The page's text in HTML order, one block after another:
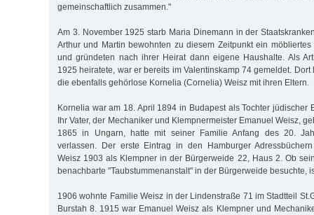
gemeinschaftlich zusammen."
Am 3. November 1925 starb Maria Dinemann in der
Arthur und Martin bewohnten zu diesem Zeitpunkt ein
und gründeten nach ihrer Heirat dann eigene Haushalte. Als
1925 heiratete, war er bereits im Valentinskamp 74 gemeldet.
die ebenfalls gehörlose Kornelia (Cornelia) Weisz mit ihren Eltern.
Kornelia war am 18. April 1894 in Budapest als Tochter jüdischer
Ihr Vater, der Mechaniker und Klempnermeister Emanuel Weisz,
1865 in Ungarn, hatte mit seiner Familie Anfang des 20.
verlassen. Der erste Eintrag in den Hamburger
Weisz 1903 als Klempner in der Bürgerweide 22, Haus 2. Ob
benachbarte "Taubstummenanstalt" in der Bürgerweide besuchte,
1906 wohnte Familie Weisz in der Lindenstraße 71 im Stadtteil
Burstah 8. 1915 war Emanuel Weisz als Klempner und